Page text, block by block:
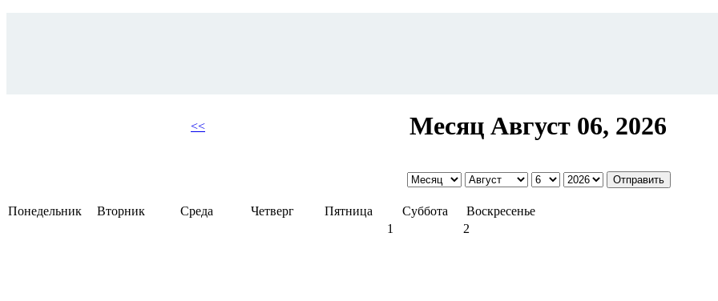
<< Месяц Август 06, 2026
Понедельник Вторник Среда Четверг Пятница Суббота
Воскресенье
1
2